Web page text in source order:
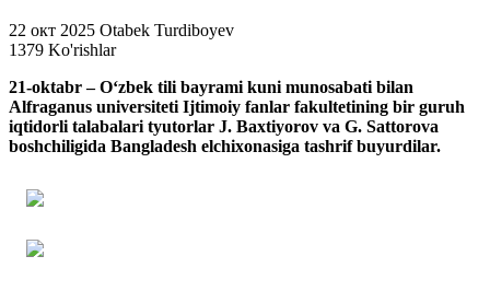
22 окт 2025 Otabek Turdiboyev
1379 Ko'rishlar
21-oktabr – O‘zbek tili bayrami kuni munosabati bilan
Alfraganus universiteti Ijtimoiy fanlar fakultetining bir guruh
iqtidorli talabalari tyutorlar J. Baxtiyorov va G. Sattorova
boshchiligida Bangladesh elchixonasiga tashrif buyurdilar.